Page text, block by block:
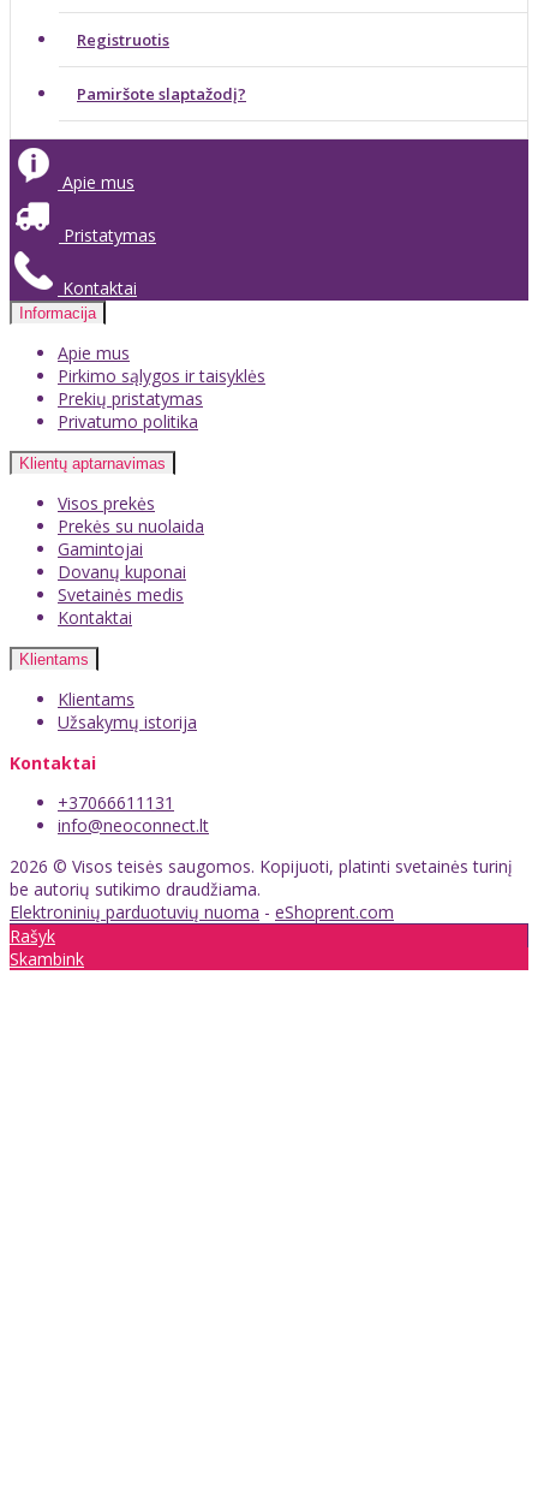
Registruotis
Pamiršote slaptažodį?
Apie mus
Pristatymas
Kontaktai
Informacija
Apie mus
Pirkimo sąlygos ir taisyklės
Prekių pristatymas
Privatumo politika
Klientų aptarnavimas
Visos prekės
Prekės su nuolaida
Gamintojai
Dovanų kuponai
Svetainės medis
Kontaktai
Klientams
Klientams
Užsakymų istorija
Kontaktai
+37066611131
info@neoconnect.lt
2026 © Visos teisės saugomos. Kopijuoti, platinti svetainės turinį
be autorių sutikimo draudžiama.
Elektroninių parduotuvių nuoma - eShoprent.com
Rašyk
Skambink